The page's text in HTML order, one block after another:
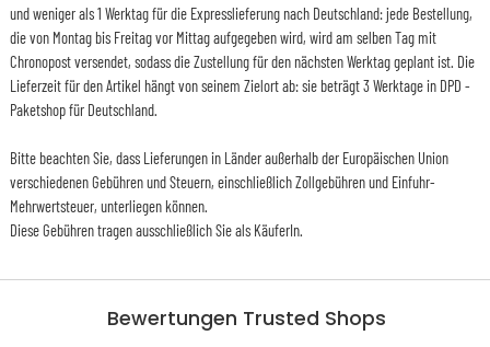
Bewertungen Trusted Shops
und weniger als 1 Werktag für die Expresslieferung nach Deutschland: jede Bestellung,
die von Montag bis Freitag vor Mittag aufgegeben wird, wird am selben Tag mit
Chronopost versendet, sodass die Zustellung für den nächsten Werktag geplant ist. Die
Lieferzeit für den Artikel hängt von seinem Zielort ab: sie beträgt 3 Werktage in DPD -
Paketshop für Deutschland.
Bitte beachten Sie, dass Lieferungen in Länder außerhalb der Europäischen Union
verschiedenen Gebühren und Steuern, einschließlich Zollgebühren und Einfuhr-
Mehrwertsteuer, unterliegen können.
Diese Gebühren tragen ausschließlich Sie als KäuferIn.